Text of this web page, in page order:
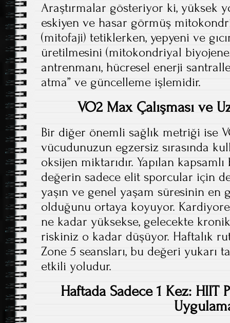
Araştırmalar gösteriyor ki, yüksek
eskiyen ve hasar görmüş
(mitofaji) tetiklerken, yepyeni ve
üretilmesini (mitokondriyal
antrenmanı, hücresel enerji
atma” ve güncelleme işlemidir.
VO2 Max Çalışması ve
Bir diğer önemli sağlık metriği ise
vücudunuzun egzersiz sırasında
oksijen miktarıdır. Yapılan
değerin sadece elit sporcular için
yaşın ve genel yaşam süresinin
olduğunu ortaya koyuyor.
ne kadar yüksekse, gelecekte
riskiniz o kadar düşüyor. Haftalık
Zone 5 seansları, bu değeri yukarı
etkili yoludur.
Haftada Sadece 1 Kez: HIIT